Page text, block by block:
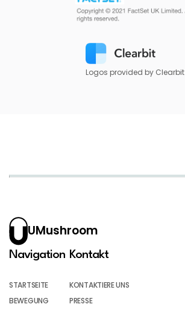
Logos provided by Clearbit
UMushroom
Navigation
STARTSEITE
BEWEGUNG
Kontakt
KONTAKTIERE UNS
PRESSE